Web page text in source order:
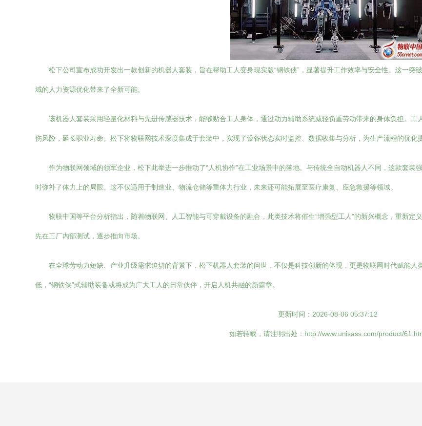
松下公司宣布成功开发出一款创新的机器人套装，旨在帮助工人变身现实版“钢铁侠”，显著提升工作效率与安全性。这一
域的人力资源优化带来了全新可能。
该机器人套装采用轻量化材料与先进传感器技术，能够贴合工人身体，通过动力辅助系统减轻负重劳动带来的身体负担。
伤风险，延长职业寿命。松下将物联网技术深度集成于套装中，实现了设备状态实时监控、数据收集与分析，为生产流程的优化
作为物联网领域的领军企业，松下此举进一步推动了“人机协作”在工业场景中的落地。与传统全自动机器人不同，这款套
时弥补了体力上的局限。这不仅适用于制造业、物流仓储等重体力行业，未来还可能拓展至医疗康复、应急救援等领域。
物联中国等平台分析指出，随着物联网、人工智能与可穿戴设备的融合，此类技术将催生“增强型工人”的新兴概念，重新
先在工厂内部测试，逐步推向市场。
在全球劳动力短缺、产业升级需求迫切的背景下，松下机器人套装的问世，不仅是科技创新的体现，更是物联网时代赋能
低，“钢铁侠”式辅助装备或将成为广大工人的日常伙伴，开启人机共融的新篇章。
更新时间：2026-08-06 05:37:12
如若转载，请注明出处：http://www.unisass.com/product/